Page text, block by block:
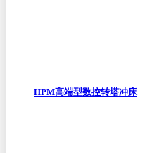
HPM高端型数控转塔冲床